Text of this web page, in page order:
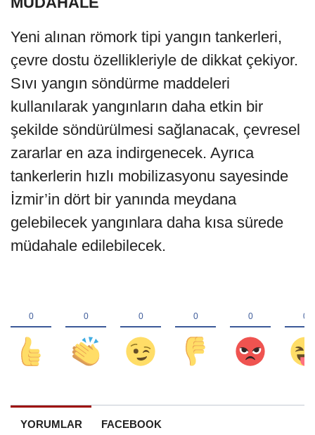
Yeni alınan römork tipi yangın tankerleri,
çevre dostu özellikleriyle de dikkat çekiyor.
Sıvı yangın söndürme maddeleri
kullanılarak yangınların daha etkin bir
şekilde söndürülmesi sağlanacak, çevresel
zararlar en aza indirgenecek. Ayrıca
tankerlerin hızlı mobilizasyonu sayesinde
İzmir’in dört bir yanında meydana
gelebilecek yangınlara daha kısa sürede
müdahale edilebilecek.
YORUMLAR FACEBOOK